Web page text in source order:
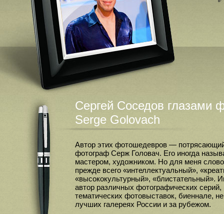
Сергей Соседов глазами
Serge Golovach
Автор этих фотошедевров —
фотограф Серж Головач. Его иногда
мастером, художником. Но для меня
прежде всего «интеллектуальный»,
«высококультурный», «блистательный».
автор различных фотографических серий,
тематических фотовыставок, биеннале,
лучших галереях России и за рубежом.